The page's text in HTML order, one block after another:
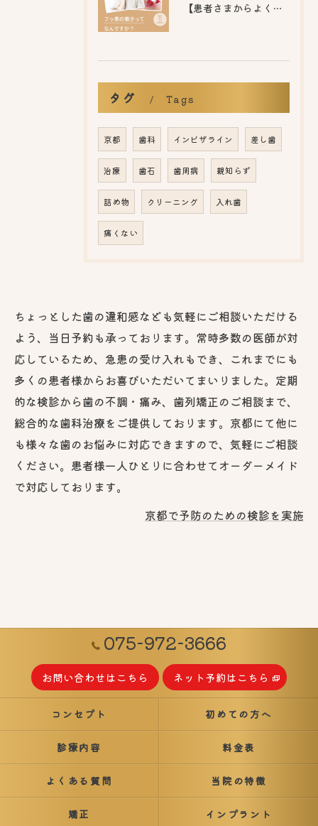
【患者さまからよくいただくご質問】
タグ Tags
京都 歯科 インビザライン 差し歯
治療 歯石 歯周病 親知らず
詰め物 クリーニング 入れ歯
痛くない
ちょっとした歯の違和感なども気軽にご相談いただける
よう、当日予約も承っております。常時多数の医師が対
応しているため、急患の受け入れもでき、これまでにも
多くの患者様からお喜びいただいてまいりました。定期
的な検診から歯の不調・痛み、歯列矯正のご相談まで、
総合的な歯科治療をご提供しております。京都にて他に
も様々な歯のお悩みに対応できますので、気軽にご相談
ください。患者様一人ひとりに合わせてオーダーメイド
で対応しております。
京都で予防のための検診を実施
075-972-3666
お問い合わせはこちら ネット予約はこちら
コンセプト 初めての方へ
診療内容 料金表
よくある質問 当院の特徴
矯正 インプラント